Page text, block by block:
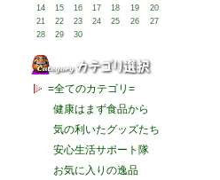
14
15 16 17 18 19
20
21
22 23 24 25 26
27
28
29 30
=全てのカテゴリ=
健康はまず食品から
気の利いたグッズたち
安心生活サポート隊
お気に入りの逸品